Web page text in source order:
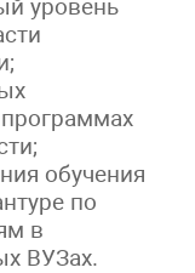
уровень
обучения
по
в
ВУЗах.